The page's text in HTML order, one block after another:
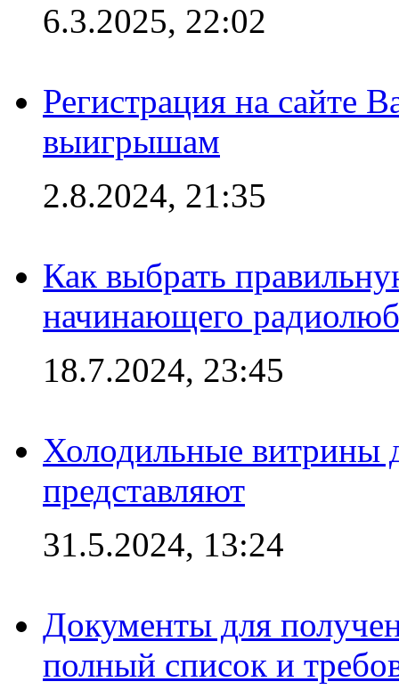
6.3.2025, 22:02
Регистрация на сайте
выигрышам
2.8.2024, 21:35
Как выбрать
начинающего
18.7.2024, 23:45
Холодильные витрины
представляют
31.5.2024, 13:24
Документы для
полный список и